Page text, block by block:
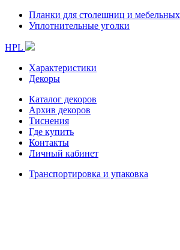
Планки для столешниц и
Уплотнительные уголки
HPL
Характеристики
Декоры
Каталог декоров
Архив декоров
Тиснения
Где купить
Контакты
Личный кабинет
Транспортировка и упаковка